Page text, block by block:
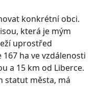
konkrétní obci.
která je mým
uprostřed
ha ve vzdálenosti
a 15 km od Liberce.
statut města, má